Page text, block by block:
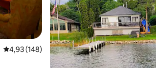
Évaluation moyenne sur la base de 148
4,93 (148)